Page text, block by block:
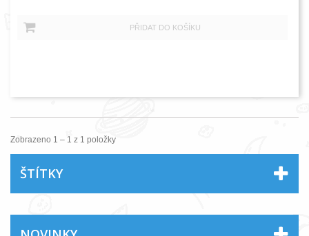
PŘIDAT DO KOŠÍKU
Zobrazeno 1 – 1 z 1 položky
ŠTÍTKY